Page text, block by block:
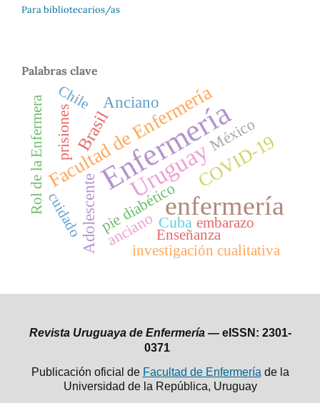
Para bibliotecarios/as
Palabras clave
Enfermería
enfermería
Uruguay
Facultad de EnfermeríaCOVID-19
Brasil
Adolescente
Anciano
pie diabético
prisiones México
Cuba
anciano
Rol de la Enfermera
Enseñanza
investigación cualitativa
Chile
cuidado embarazo
Revista Uruguaya de Enfermería — eISSN: 2301-
0371
Publicación oficial de Facultad de Enfermería de la
Universidad de la República, Uruguay